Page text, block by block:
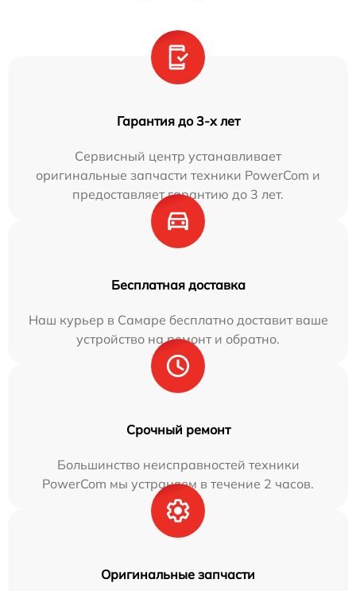
Гарантия до 3-х лет
Сервисный центр устанавливает
оригинальные запчасти техники PowerCom и
предоставляет гарантию до 3 лет.
Бесплатная доставка
Наш курьер в Самаре бесплатно доставит ваше
устройство на ремонт и обратно.
Срочный ремонт
Большинство неисправностей техники
PowerCom мы устраняем в течение 2 часов.
Оригинальные запчасти